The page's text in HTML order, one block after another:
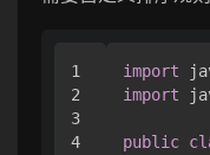
1
2
3
4
import
import
public